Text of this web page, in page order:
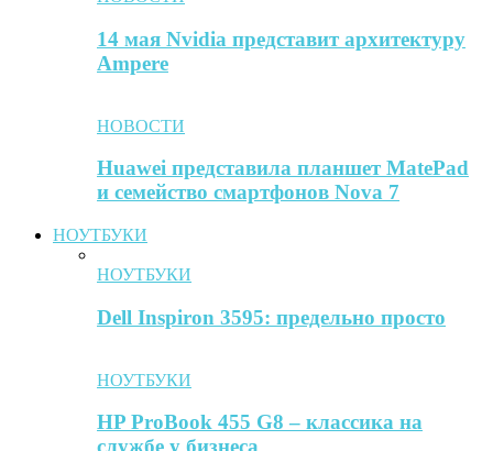
14 мая Nvidia представит архитектуру
Ampere
НОВОСТИ
Huawei представила планшет MatePad
и семейство смартфонов Nova 7
НОУТБУКИ
НОУТБУКИ
Dell Inspiron 3595: предельно просто
НОУТБУКИ
HP ProBook 455 G8 – классика на